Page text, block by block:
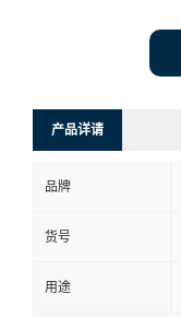
产品详请
品牌
货号
用途